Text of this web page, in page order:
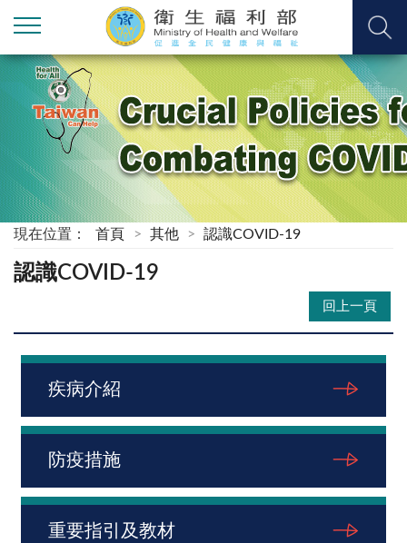
現在位置： 首頁 其他 認識COVID-19
認識COVID-19
回上一頁
疾病介紹
防疫措施
重要指引及教材